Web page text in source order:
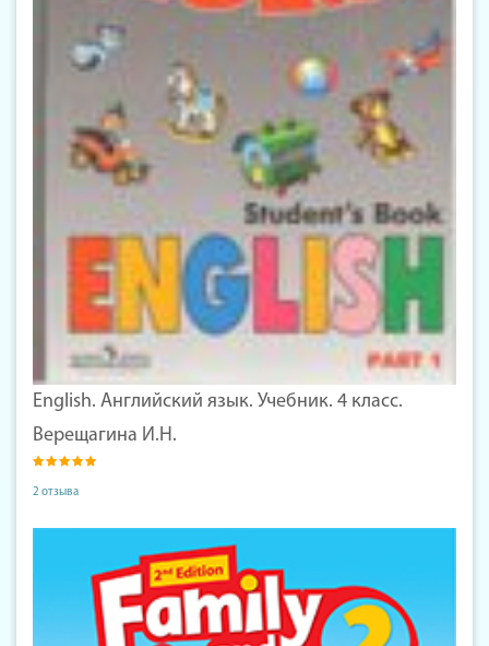
English. Английский язык. Учебник. 4 класс.
Верещагина И.Н.
2 отзыва